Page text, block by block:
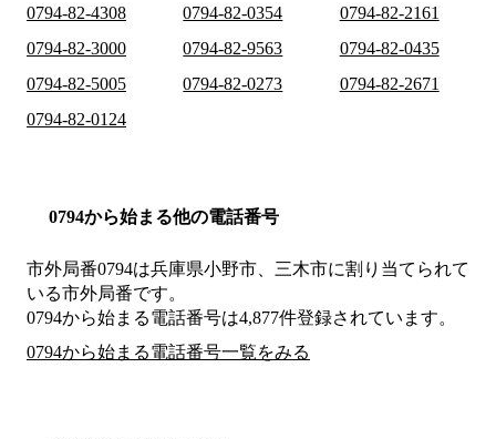
0794-82-4308
0794-82-0354
0794-82-2161
0794-82-3000
0794-82-9563
0794-82-0435
0794-82-5005
0794-82-0273
0794-82-2671
0794-82-0124
0794から始まる他の電話番号
市外局番0794は兵庫県小野市、三木市に割り当てられて
いる市外局番です。
0794から始まる電話番号は4,877件登録されています。
0794から始まる電話番号一覧をみる